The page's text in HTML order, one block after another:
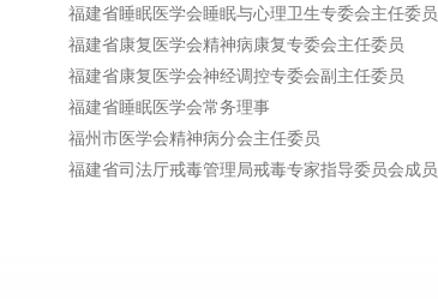
福建省睡眠医学会睡眠与心理卫生专委会主任委员
福建省康复医学会精神病康复专委会主任委员
福建省康复医学会神经调控专委会副主任委员
福建省睡眠医学会常务理事
福州市医学会精神病分会主任委员
福建省司法厅戒毒管理局戒毒专家指导委员会成员